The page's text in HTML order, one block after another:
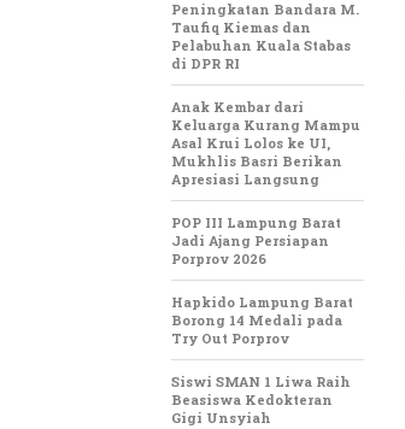
Peningkatan Bandara M.
Taufiq Kiemas dan
Pelabuhan Kuala Stabas
di DPR RI
Anak Kembar dari
Keluarga Kurang Mampu
Asal Krui Lolos ke UI,
Mukhlis Basri Berikan
Apresiasi Langsung
POP III Lampung Barat
Jadi Ajang Persiapan
Porprov 2026
Hapkido Lampung Barat
Borong 14 Medali pada
Try Out Porprov
Siswi SMAN 1 Liwa Raih
Beasiswa Kedokteran
Gigi Unsyiah